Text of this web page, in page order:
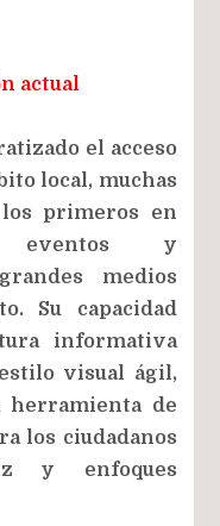
actual
el acceso
local, muchas
primeros en
eventos y
medios
Su capacidad
informativa
visual ágil,
de
los ciudadanos
y enfoques